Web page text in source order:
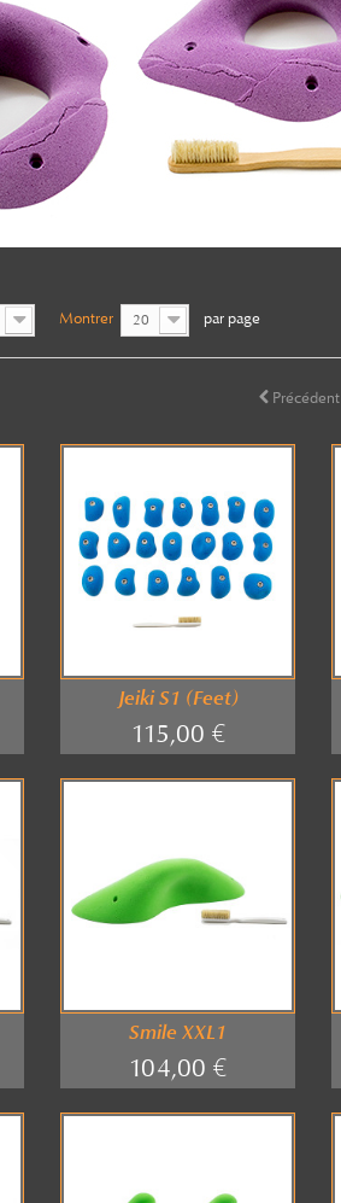
Montrer 20 par page
Précédent
Jeiki S1 (Feet)
115,00 €
Smile XXL1
104,00 €